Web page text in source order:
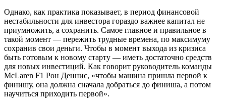
Однако, как практика показывает, в период финансовой
нестабильности для инвестора гораздо важнее капитал не
приумножить, а сохранить. Самое главное и правильное в
такой момент — пережить трудные времена, по максимуму
сохранив свои деньги. Чтобы в момент выхода из кризиса
быть готовым к новому старту — иметь достаточно средств
для новых инвестиций. Как говорит руководитель команды
McLaren F1 Рон Деннис, «чтобы машина пришла первой к
финишу, она должна сначала добраться до финиша, а потом
научиться приходить первой».